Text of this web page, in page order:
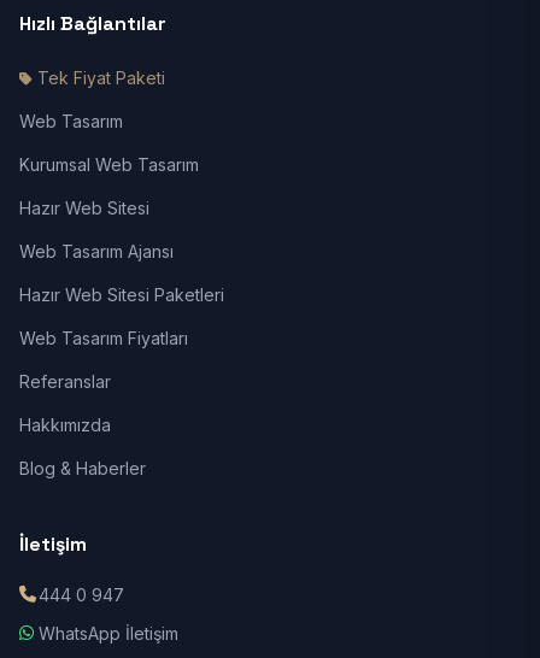
Hızlı Bağlantılar
Tek Fiyat Paketi
Web Tasarım
Kurumsal Web Tasarım
Hazır Web Sitesi
Web Tasarım Ajansı
Hazır Web Sitesi Paketleri
Web Tasarım Fiyatları
Referanslar
Hakkımızda
Blog & Haberler
İletişim
444 0 947
WhatsApp İletişim